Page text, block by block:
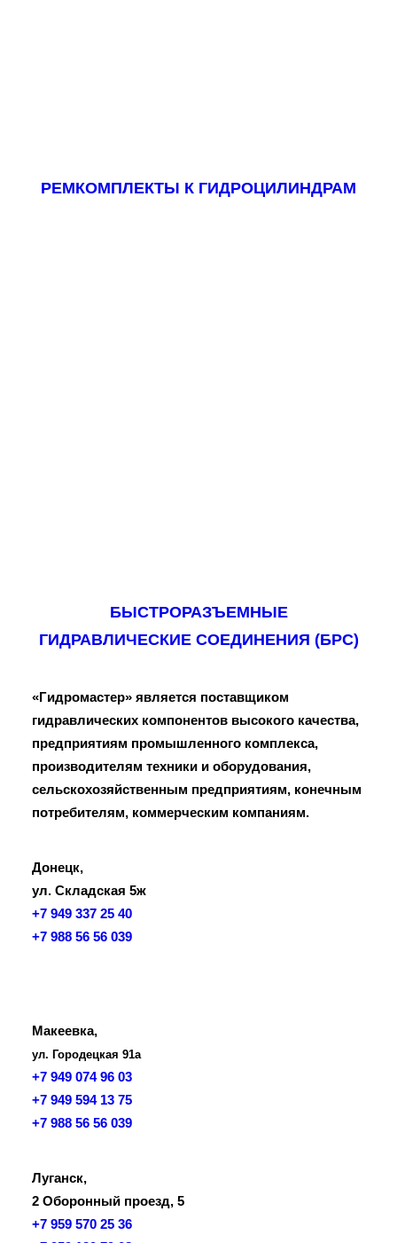
РЕМКОМПЛЕКТЫ К ГИДРОЦИЛИНДРАМ
БЫСТРОРАЗЪЕМНЫЕ
ГИДРАВЛИЧЕСКИЕ СОЕДИНЕНИЯ (БРС)
«Гидромастер» является поставщиком
гидравлических компонентов высокого качества,
предприятиям промышленного комплекса,
производителям техники и оборудования,
сельскохозяйственным предприятиям, конечным
потребителям, коммерческим компаниям.
Донецк,
ул. Складская 5ж
+7 949 337 25 40
+7 988 56 56 039
Макеевка,
ул. Городецкая 91а
+7 949 074 96 03
+7 949 594 13 75
+7 988 56 56 039
Луганск,
2 Оборонный проезд, 5
+7 959 570 25 36